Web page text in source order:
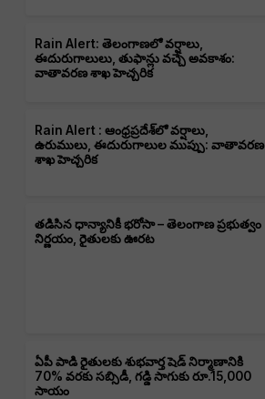
Rain Alert: తెలంగాణలో వర్షాలు,
ఈదురుగాలులు, తుఫాన్లు వచ్చే అవకాశం:
వాతావరణ శాఖ హెచ్చరిక
Rain Alert : ఆంధ్రప్రదేశ్‌లో వర్షాలు,
ఉరుములు, ఈదురుగాలుల ముప్పు: వాతావరణ
శాఖ హెచ్చరిక
తడిసిన ధాన్యానికీ భరోసా – తెలంగాణ ప్రభుత్వం
నిర్ణయం, రైతులకు ఊరట
ఏపీ పాడి రైతులకు శుభవార్త షెడ్ నిర్మాణానికి
70% వరకు సబ్సిడీ, గడ్డి సాగుకు రూ.15,000
సాయం